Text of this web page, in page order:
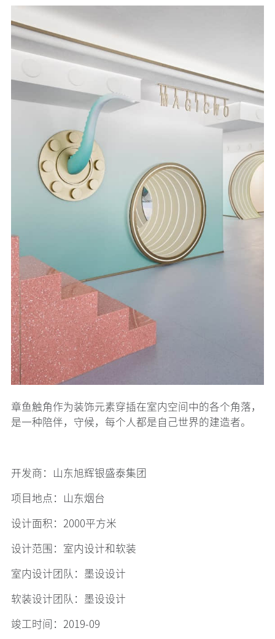
章鱼触角作为装饰元素穿插在室内空间中的各个角落，
是一种陪伴，守候，每个人都是自己世界的建造者。
开发商：山东旭辉银盛泰集团
项目地点：山东烟台
设计面积：2000平方米
设计范围：室内设计和软装
室内设计团队：墨设设计
软装设计团队：墨设设计
竣工时间：2019-09